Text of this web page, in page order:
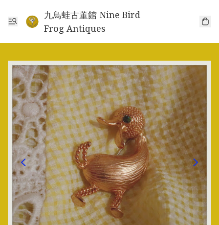
九鳥蛙古董館 Nine Bird
Frog Antiques